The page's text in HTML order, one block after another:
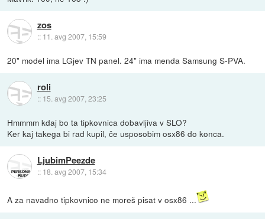
zos
:: 11. avg 2007, 15:59
20" model ima LGjev TN panel. 24" ima menda Samsung S-PVA.
roli
:: 15. avg 2007, 23:25
Hmmmm kdaj bo ta tipkovnica dobavljiva v SLO?
Ker kaj takega bi rad kupil, če usposobim osx86 do konca.
LjubimPeezde
:: 18. avg 2007, 15:34
A za navadno tipkovnico ne moreš pisat v osx86 ...